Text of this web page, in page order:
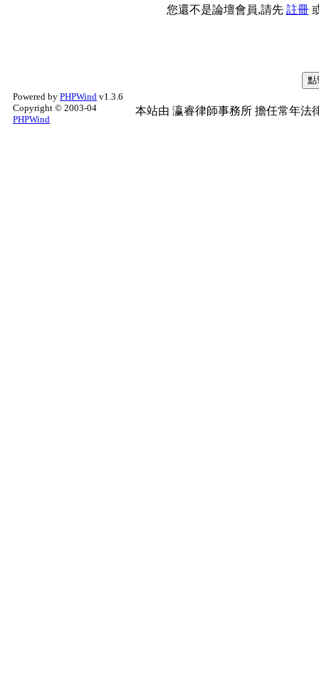
您還不是論壇會員,請先 註冊
Powered by PHPWind v1.3.6
Copyright © 2003-04
PHPWind
本站由 瀛睿律師事務所 擔任常年法